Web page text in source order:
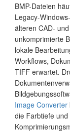
BMP-Dateien
Legacy-
älteren CAD-
unkomprimierte
lokale
Workflows,
TIFF erwartet.
Image Converter
die Farbtiefe